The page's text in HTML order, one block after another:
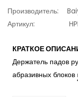
Производитель:
Артикул:
КРАТКОЕ
Держатель падов
абразивных блоков